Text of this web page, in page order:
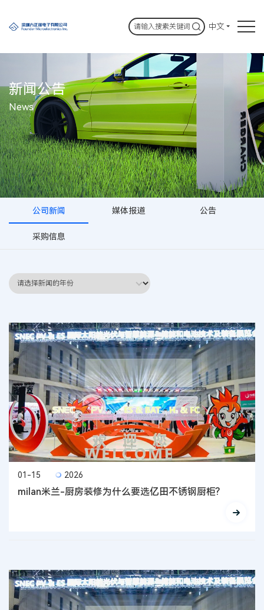
中文
新闻公告
News
公司新闻 媒体报道 公告
采购信息
01-15 2026
milan米兰-厨房装修为什么要选亿田不锈钢厨柜?